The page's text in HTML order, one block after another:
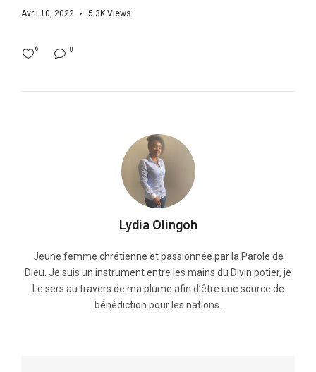
Avril 10, 2022 5.3K Views
0
6
Lydia Olingoh
Jeune femme chrétienne et passionnée par la Parole de
Dieu. Je suis un instrument entre les mains du Divin potier, je
Le sers au travers de ma plume afin d’être une source de
bénédiction pour les nations.